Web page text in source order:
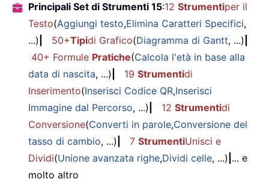
Principali Set di Strumenti 15:12 Strumentiper il
Testo(Aggiungi testo,Elimina Caratteri Specifici,
...)
50+Tipidi Grafico(Diagramma di Gantt, ...)
40+ Formule Pratiche(Calcola l'età in base alla
data di nascita, ...) 19 Strumentidi
Inserimento(Inserisci Codice QR,Inserisci
Immagine dal Percorso, ...) 12 Strumentidi
Conversione(Converti in parole,Conversione del
tasso di cambio, ...) 7 StrumentiUnisci e
Dividi(Unione avanzata righe,Dividi celle, ...) ... e
molto altro